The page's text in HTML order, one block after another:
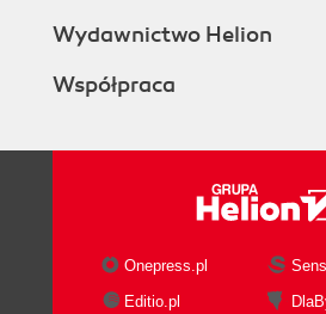
Wydawnictwo Helion
Współpraca
Onepress.pl
Editio.pl